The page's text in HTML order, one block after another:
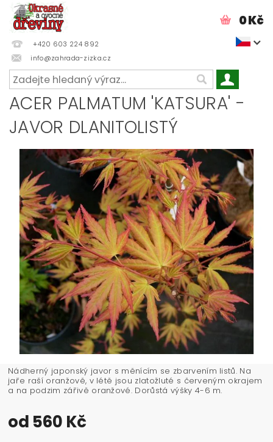
+420 603 224 892
info@zahrada-zizka.cz
0 Kč
ACER PALMATUM 'KATSURA' -
JAVOR DLANITOLISTÝ
Nádherný japonský javor s měnícím se zbarvením listů. Na
jaře raší oranžově, v létě jsou zlatožluté s červeným okrajem
a na podzim zářivě oranžové. Dorůstá výšky 4-6 m.
od 560 Kč